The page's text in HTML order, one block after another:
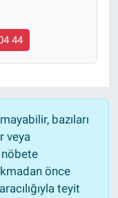
44
bazıları
veya
önce
teyit